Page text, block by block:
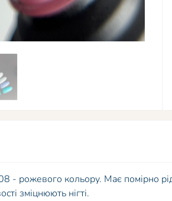
- рожевого кольору. Має помірно
зміцнюють нігті.